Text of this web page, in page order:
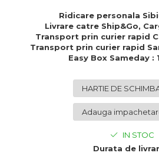
Cadouri personalizate pentru
cei dragi
Cadouri pentru profesori
Cadouri pentru parinti
Cadouri pentru iubita
Ridicare personala
Livrare catre Ship&Go,
Transport prin curier rapid
Transport prin curier rapid
Easy Box Sameday :
IN STOC
Durata de